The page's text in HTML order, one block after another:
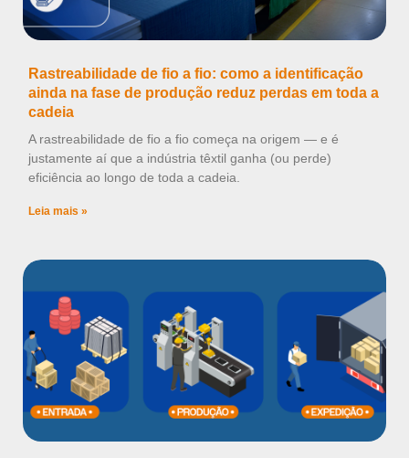
Rastreabilidade de fio a fio: como a identificação
ainda na fase de produção reduz perdas em toda a
cadeia
A rastreabilidade de fio a fio começa na origem — e é
justamente aí que a indústria têxtil ganha (ou perde)
eficiência ao longo de toda a cadeia.
Leia mais »